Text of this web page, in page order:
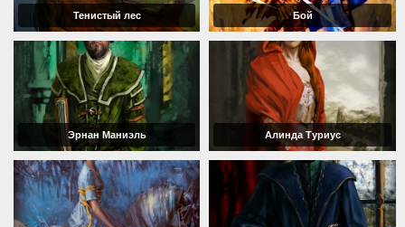
Тенистый лес Бой
Эрнан Маниэль Алинда Туриус